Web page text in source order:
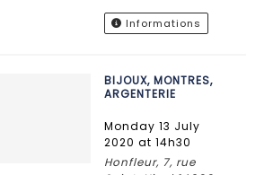
Informations
BIJOUX, MONTRES,
ARGENTERIE
Monday 13 July
2020 at 14h30
Honfleur, 7, rue